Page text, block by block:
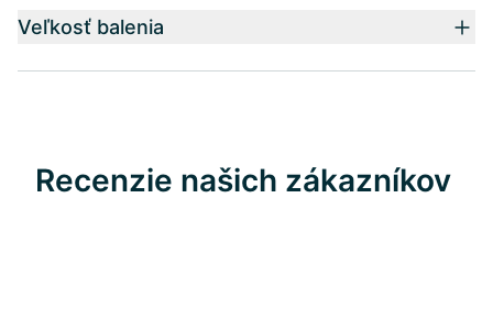
Veľkosť balenia
Recenzie našich zákazníkov